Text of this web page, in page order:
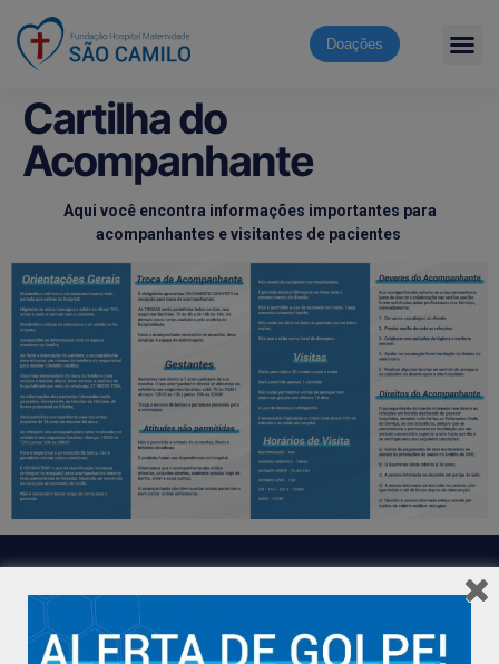
Doações
Cartilha do
Acompanhante
Aqui você encontra informações importantes para
acompanhantes e visitantes de pacientes